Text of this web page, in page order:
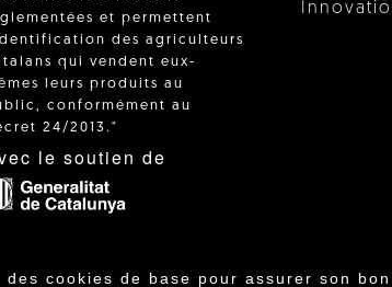
cookies de base pour assurer son
et permettent
des agriculteurs
qui vendent eux-
leurs produits au
conformément au
24/2013."
le soutien de